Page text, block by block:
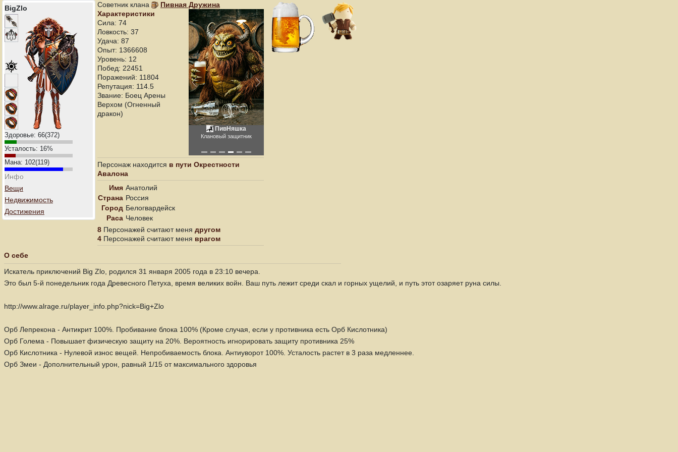
BigZlo
Здоровье: 66(372)
Усталость: 16%
Мана: 102(119)
Инфо
Вещи
Недвижимость
Достижения
Советник клана
Пивная Дружина
Характеристики
Сила: 74
Ловкость: 37
Удача: 87
Опыт: 1366608
Уровень: 12
Побед: 22451
Поражений: 11804
Репутация: 114.5
Звание: Боец Арены
Верхом (Огненный
дракон)
ПивНяшка
Клановый защитник
Персонаж находится в пути Окрестности
Авалона
Имя Анатолий
Страна Россия
Город Белогвардейск
Раса Человек
8 Персонажей считают меня другом
4 Персонажей считают меня врагом
О себе
Искатель приключений Big Zlo, родился 31 января 2005 года в 23:10 вечера.
Это был 5-й понедельник года Древесного Петуха, время великих войн. Ваш путь лежит среди скал и горных ущелий, и путь этот озаряет руна силы.
http://www.alrage.ru/player_info.php?nick=Big+Zlo
Орб Лепрекона - Антикрит 100%. Пробивание блока 100% (Кроме случая, если у противника есть Орб Кислотника)
Орб Голема - Повышает физическую защиту на 20%. Вероятность игнорировать защиту противника 25%
Орб Кислотника - Нулевой износ вещей. Непробиваемость блока. Антиуворот 100%. Усталость растет в 3 раза медленнее.
Орб Змеи - Дополнительный урон, равный 1/15 от максимального здоровья